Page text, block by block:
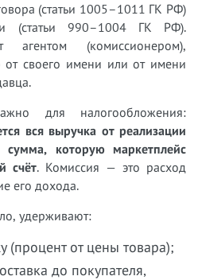
(статьи 1005–1011 ГК РФ)
(статьи 990–1004 ГК РФ).
агентом (комиссионером),
от своего имени или от имени
для налогообложения:
вся выручка от реализации
которую маркетплейс
счёт. Комиссия — это расход
его дохода.
удерживают:
(процент от цены товара);
до покупателя,